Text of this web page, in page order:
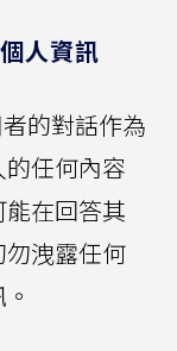
人資訊
的對話作為
任何內容
在回答其
洩露任何